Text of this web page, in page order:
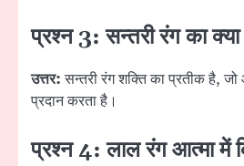
प्रश्न 3: सन्तरी रंग का
उत्तर:सन्तरी रंग शक्ति का प्रतीक है,
प्रदान करता है।
प्रश्न 4: लाल रंग आत्मा में